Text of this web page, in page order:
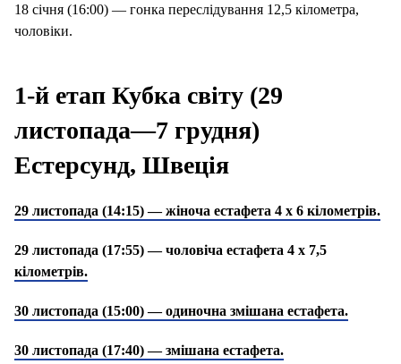
18 січня (16:00) — гонка переслідування 12,5 кілометра,
чоловіки.
1-й етап Кубка світу (29
листопада—7 грудня)
Естерсунд, Швеція
29 листопада (14:15) — жіноча естафета 4 х 6 кілометрів.
29 листопада (17:55) — чоловіча естафета 4 х 7,5
кілометрів.
30 листопада (15:00) — одиночна змішана естафета.
30 листопада (17:40) — змішана естафета.